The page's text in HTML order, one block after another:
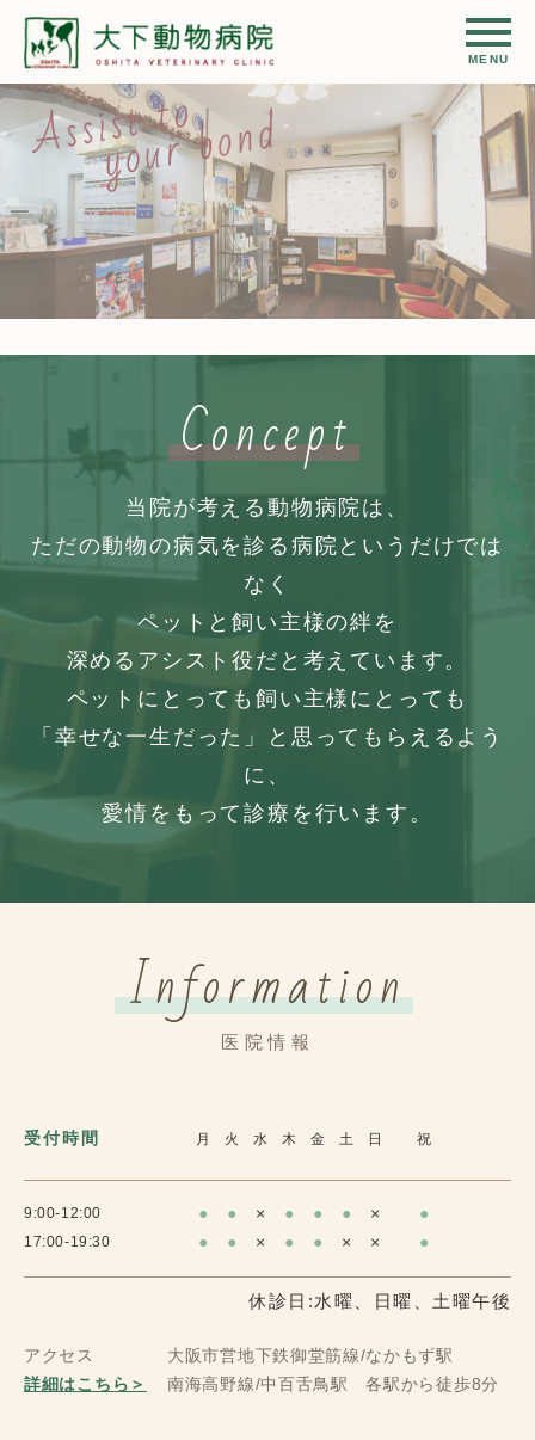
Concept
当院が考える動物病院は、
ただの動物の病気を診る病院というだけでは
なく
ペットと飼い主様の絆を
深めるアシスト役だと考えています。
ペットにとっても飼い主様にとっても
「幸せな一生だった」と思ってもらえるよう
に、
愛情をもって診療を行います。
Information
医院情報
受付時間 月 火 水 木 金 土 日 祝
9:00-12:00 ● ● × ● ● ● × ●
17:00-19:30 ● ● × ● ● × × ●
休診日:水曜、日曜、土曜午後
アクセス
詳細はこちら＞
大阪市営地下鉄御堂筋線/なかもず駅
南海高野線/中百舌鳥駅 各駅から徒歩8分